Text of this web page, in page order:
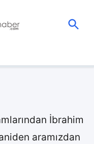
İbrahim
aramızdan